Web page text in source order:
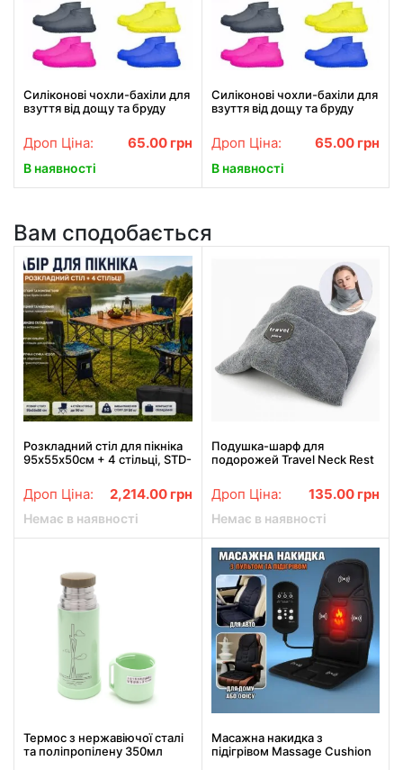
Силіконові чохли-бахіли для
взуття від дощу та бруду
Дроп Ціна: 65.00 грн
В наявності
Силіконові чохли-бахіли для
взуття від дощу та бруду
Дроп Ціна: 65.00 грн
В наявності
Вам сподобається
Розкладний стіл для пікніка
95х55х50см + 4 стільці, STD-
Туристичний столик
Дроп Ціна: 2,214.00 грн
Немає в наявності
Подушка-шарф для
подорожей Travel Neck Rest
Дроп Ціна: 135.00 грн
Немає в наявності
Термос з нержавіючої сталі
та поліпропілену 350мл
Масажна накидка з
підігрівом Massage Cushion